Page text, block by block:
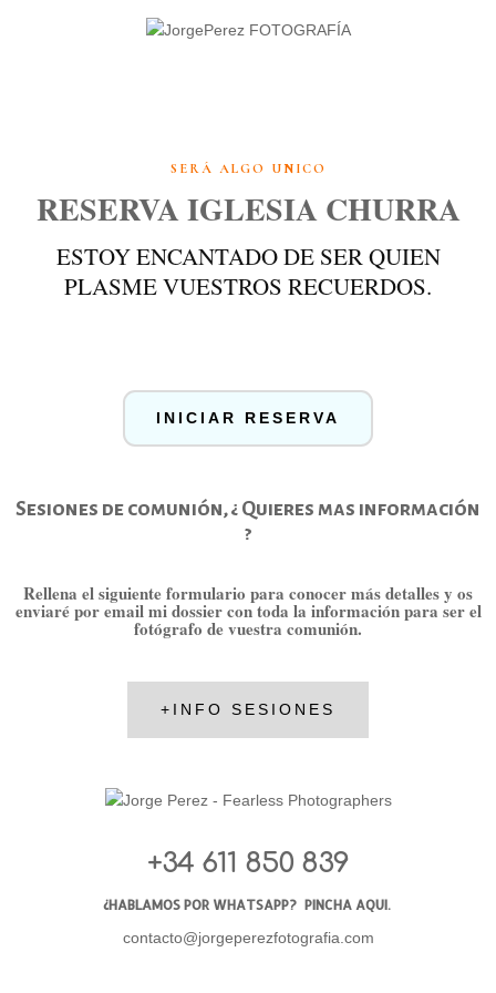
SERÁ ALGO UNICO
RESERVA IGLESIA CHURRA
ESTOY ENCANTADO DE SER QUIEN
PLASME VUESTROS RECUERDOS.
INICIAR RESERVA
Sesiones de comunión, ¿ Quieres mas información
?
Rellena el siguiente formulario para conocer más detalles y os
enviaré por email mi dossier con toda la información para ser el
fotógrafo de vuestra comunión.
+INFO SESIONES
+34 611 850 839
¿HABLAMOS POR WHATSAPP? PINCHA AQUI.
contacto@jorgeperezfotografia.com